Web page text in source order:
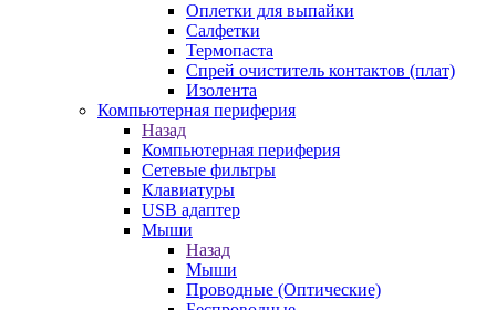
Оплетки для выпайки
Салфетки
Термопаста
Спрей очиститель контактов (плат)
Изолента
Компьютерная периферия
Назад
Компьютерная периферия
Сетевые фильтры
Клавиатуры
USB адаптер
Мыши
Назад
Мыши
Проводные (Оптические)